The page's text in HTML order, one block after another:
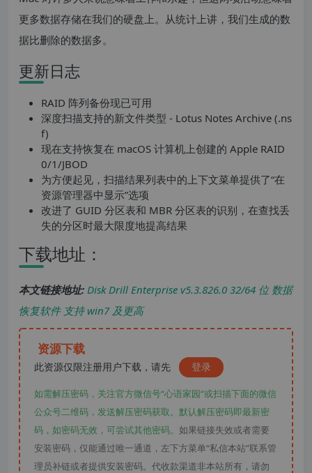
更多数据存储在我们的硬盘上。从统计上讲，我们生成的数
据比删除的数据多。
更新日志
RAID 阵列备份现已可用
深度扫描支持的新文件类型 - Lotus Notes Archive (.ns
f)
现在支持恢复在 macOS 计算机上创建的 Apple RAID
0/1/JBOD
为方便起见，扫描结果列表中的上下文菜单提供了“在
资源管理器中显示”选项
改进了 GUID 分区表和 MBR 分区表的识别，在查找丢
失的分区时最大限度地提高结果
下载地址：
本文链接地址: Disk Drill Enterprise v5.3.826.0 32/64 位 数据
恢复软件 支持 win7 及更高
资源下载
此资源仅限注册用户下载，请先 登录
如需解压密码，关注官方微信号“心语家园“或扫描下面的微信
公众号二维码，发送解压密码获取。默认解压密码即最新密
码，如密码无效，可尝试其他密码。 如果链接失效或者需要
安装密码，仅能通过唯一通道，左下方菜单“私信本站”联系管
理员补链或者提供安装密码。代收款渠道非本站所有，请勿